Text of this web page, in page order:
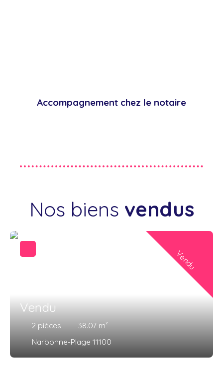
Accompagnement chez le notaire
Nos biens vendus
Vendu
2 pièces 38.07 m²
Narbonne-Plage 11100
Vendu